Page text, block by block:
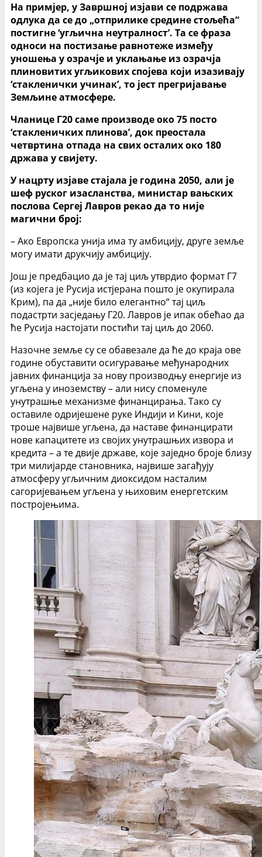
На примјер, у Завршној изјави се подржава
одлука да се до „отприлике средине стољећа“
постигне ‘угљична неутралност’. Та се фраза
односи на постизање равнотеже између
уношења у озрачје и уклањање из озрачја
плиновитих угљикових спојева који изазивају
‘стакленички учинак’, то јест прегријавање
Земљине атмосфере.
Чланице Г20 саме производе око 75 посто
‘стакленичких плинова’, док преостала
четвртина отпада на свих осталих око 180
држава у свијету.
У нацрту изјаве стајала је година 2050, али је
шеф руског изасланства, министар вањских
послова Сергеј Лавров рекао да то није
магични број:
– Ако Европска унија има ту амбицију, друге земље
могу имати друкчију амбицију.
Још је предбацио да је тај циљ утврдио формат Г7
(из којега је Русија истјерана пошто је окупирала
Крим), па да „није било елегантно“ тај циљ
подастрти засједању Г20. Лавров је ипак обећао да
ће Русија настојати постићи тај циљ до 2060.
Назочне земље су се обавезале да ће до краја ове
године обуставити осигуравање међународних
јавних финанција за нову производњу енергије из
угљена у иноземству – али нису споменуле
унутрашње механизме финанцирања. Тако су
оставиле одријешене руке Индији и Кини, које
троше највише угљена, да наставе финанцирати
нове капацитете из својих унутрашњих извора и
кредита – а те двије државе, које заједно броје близу
три милијарде становника, највише загађују
атмосферу угљичним диоксидом насталим
сагоријевањем угљена у њиховим енергетским
постројењима.